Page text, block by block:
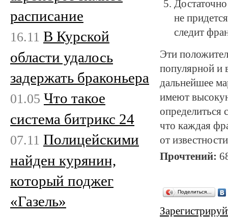
не
следит
Эти
популярной и
дальнейшее
имеют
определиться
что каждая
от
Прочтений:
Поделиться…
расписание
16.11 В Курской
области удалось
задержать браконьера
01.05 Что такое
система битрикс 24
07.11 Полицейскими
найден курянин,
который поджег
«Газель»